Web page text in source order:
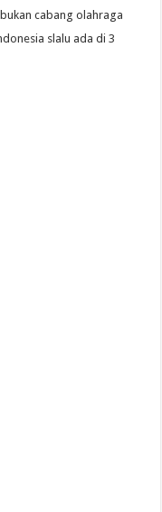
cabang olahraga
slalu ada di 3